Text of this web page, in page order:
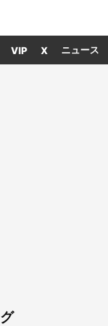
VIP X ニュース